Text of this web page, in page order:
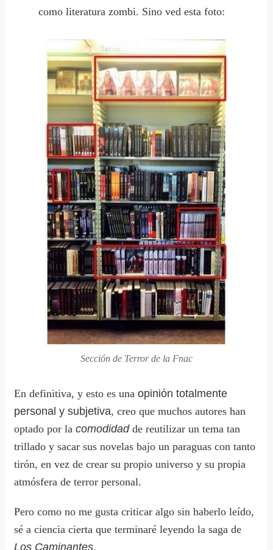
como literatura zombi. Sino ved esta foto:
Sección de Terror de la Fnac
En definitiva, y esto es unaopinión totalmente
personal y subjetiva, creo que muchos autores han
optado por lacomodidadde reutilizar un tema tan
trillado y sacar sus novelas bajo un paraguas con tanto
tirón, en vez de crear su propio universo y su propia
atmósfera de terror personal.
Pero como no me gusta criticar algo sin haberlo leído,
sé a ciencia cierta que terminaré leyendo la saga de
Los Caminantes.